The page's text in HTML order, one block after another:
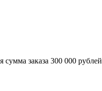
заказа 300 000 рублей